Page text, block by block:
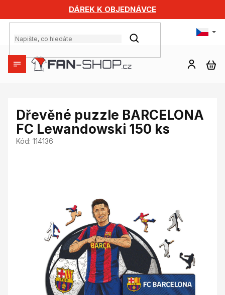
obsah
DÁREK K OBJEDNÁVCE
HLEDAT
Dřevěné puzzle BARCELONA
FC Lewandowski 150 ks
Kód: 114136